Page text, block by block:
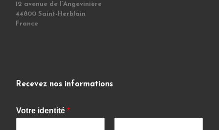
12 avenue de l’Angevinière
44800 Saint-Herblain
France
Recevez nos informations
Votre identité *